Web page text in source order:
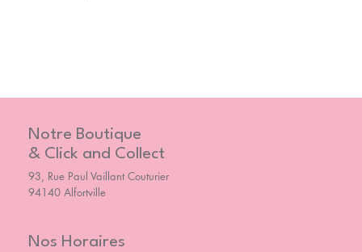
Notre Boutique
& Click and Collect
93, Rue Paul Vaillant Couturier
94140 Alfortville
Nos Horaires